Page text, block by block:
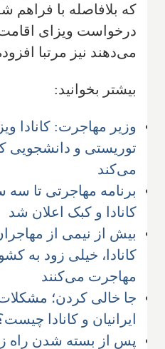
که بلافاصله با فراهم
درخواست ویزای
می‌دهند نیز مرتبا
بیشتر بخوانید:
وزیر مهاجرت: کانادا
توریستی و دانشجویی
می‌کند
برنامه مهاجرتی تا سه
کانادا و کبک اعلان شد
بیش از نیمی از
کانادا، خیلی زود به
مهاجرت می‌کنند
جا خالی کردن؛
ایرانیان و کانادا
پس از بسته شدن راه